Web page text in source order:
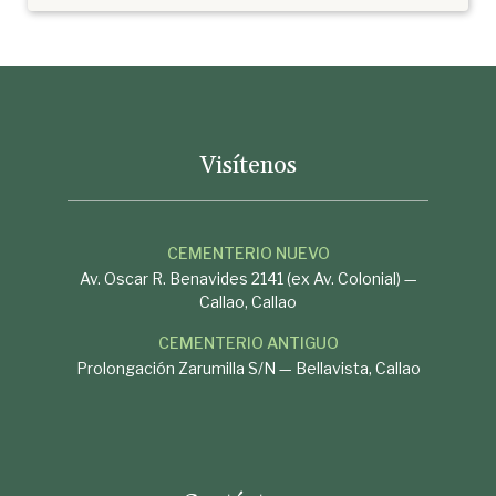
Visítenos
CEMENTERIO NUEVO
Av. Oscar R. Benavides 2141 (ex Av. Colonial) —
Callao, Callao
CEMENTERIO ANTIGUO
Prolongación Zarumilla S/N — Bellavista, Callao